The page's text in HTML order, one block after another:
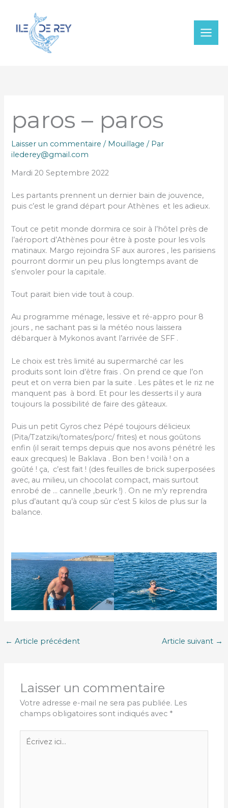
contenu
paros – paros
Laisser un commentaire / Mouillage / Par
ilederey@gmail.com
Mardi 20 Septembre 2022
Les partants prennent un dernier bain de jouvence,
puis c’est le grand départ pour Athènes et les adieux.
Tout ce petit monde dormira ce soir à l’hôtel près de
l’aéroport d’Athènes pour être à poste pour les vols
matinaux. Margo rejoindra SF aux aurores , les parisiens
pourront dormir un peu plus longtemps avant de
s’envoler pour la capitale.
Tout parait bien vide tout à coup.
Au programme ménage, lessive et ré-appro pour 8
jours , ne sachant pas si la météo nous laissera
débarquer à Mykonos avant l’arrivée de SFF .
Le choix est très limité au supermarché car les
produits sont loin d’être frais . On prend ce que l’on
peut et on verra bien par la suite . Les pâtes et le riz ne
manquent pas à bord. Et pour les desserts il y aura
toujours la possibilité de faire des gâteaux.
Puis un petit Gyros chez Pépé toujours délicieux
(Pita/Tzatziki/tomates/porc/ frites) et nous goûtons
enfin (il serait temps depuis que nos avons pénétré les
eaux grecques) le Baklava . Bon ben ! voilà ! on a
goûté ! ça, c’est fait ! (des feuilles de brick superposées
avec, au milieu, un chocolat compact, mais surtout
enrobé de … cannelle ,beurk !) . On ne m’y reprendra
plus d’autant qu’à coup sûr c’est 5 kilos de plus sur la
balance.
← Article précédent Article suivant →
Laisser un commentaire
Votre adresse e-mail ne sera pas publiée. Les
champs obligatoires sont indiqués avec *
Écrivez
ici…